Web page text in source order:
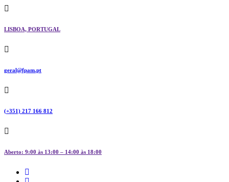
Skip
content
LISBOA, PORTUGAL
geral@fpam.pt
(+351) 217 166 812
Aberto: 9:00 às 13:00 – 14:00 às 18:00